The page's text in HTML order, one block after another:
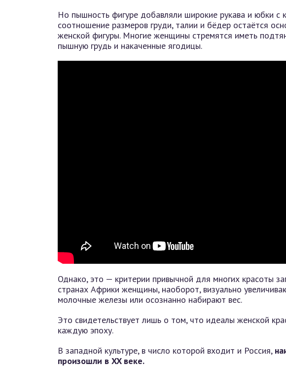
Но пышность фигуре добавляли широкие рукава и юбки с
соотношение размеров груди, талии и бёдер остаётся
женской фигуры. Многие женщины стремятся иметь
пышную грудь и накаченные ягодицы.
Однако, это — критерии привычной для многих красоты
странах Африки женщины, наоборот, визуально
молочные железы или осознанно набирают вес.
Это свидетельствует лишь о том, что идеалы женской
каждую эпоху.
В западной культуре, в число которой входит и Россия,
произошли в XX веке.